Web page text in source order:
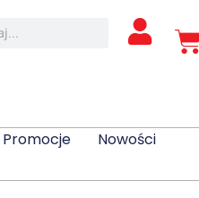
Promocje Nowości